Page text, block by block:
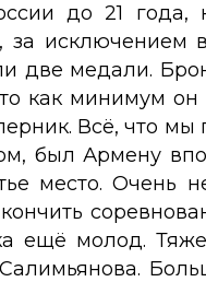
до 21 года,
за исключением
две медали.
как минимум
Всё, что
был Армену
место. Очень
ещё молод.